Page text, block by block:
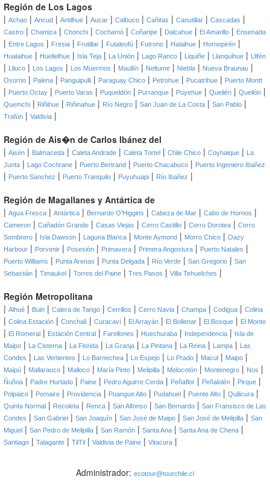
Región de Los Lagos
| Achao | Ancud | Antilhue | Aucar | Calbuco | Cañitas | Canutillar | Cascadas |
Castro | Chamiza | Chonchi | Cochamó | Coñaripe | Dalcahue | El Amarillo | Ensenada
| Entre Lagos | Fresia | Frutillar | Futaleufú | Futrono | Halaihue | Hornopirén |
Hualaihue | Huellelhue | Isla Teja | La Unión | Lago Ranco | Liquiñe | Llanquihue | Llifén
| Lliuco | Los Lagos | Los Muermos | Maullín | Neltume | Niebla | Nueva Braunau |
Osorno | Palena | Panguipulli | Paraguay Chico | Petrohue | Pucatrihue | Puerto Montt
| Puerto Octay | Puerto Varas | Puqueldón | Purranque | Puyehue | Queilén | Quellón |
Quemchi | Riñihue | Riñinahue | Río Negro | San Juan de La Costa | San Pablo |
Trafún | Valdivia |
Región de Ais�n de Carlos Ibánez del
| Aisén | Balmaceda | Caleta Andrade | Caleta Tortel | Chile Chico | Coyhaique |
La
Junta | Lago Cochrane | Puerto Bertrand | Puerto Chacabuco | Puerto Ingeniero Ibañez
| Puerto Sanchez | Puerto Tranquilo | Puyuhuapi | Río Ibañez |
Región de Magallanes y Antártica de
| Agua Fresca | Antártica | Bernardo O'Higgins | Cabeza de Mar | Cabo de Hornos |
Cameron | Cañadón Grande | Casas Viejas | Cerro Castillo | Cerro Dorotea | Cerro
Sombrero | Isla Dawson | Laguna Blanca | Monte Aymond | Morro Chico | Oazy
Harbour | Porvenir | Posesión | Primavera | Primera Angostura | Puerto Natales |
Puerto Williams | Punta Arenas | Punta Delgada | Río Verde | San Gregorio | San
Sebastián | Timaukel | Torres del Paine | Tres Pasos | Villa Tehuelches |
Región Metropolitana
| Alhué | Buin | Calera de Tango | Cerrillos | Cerro Navia | Champa | Codigua | Colina
| Colina Estación | Conchalí | Curacaví | El Arrayán | El Bollenar | El Bosque | El Monte
| El Romeral | Estación Central | Farellones | Huechuraba | Independencia |
Isla de
Maipo | La Cisterna | La Florida | La Granja | La Pintana | La Reina | Lampa |
Las
Condes | Las Vertientes | Lo Barnechea | Lo Espejo | Lo Prado | Macul | Maipo |
Maipú | Mallarauco | Malloco | María Pinto | Melipilla | Melocotón | Montenegro | Nos |
Ñuñoa | Padre Hurtado | Paine | Pedro Aguirre Cerda | Peñaflor | Peñalolén | Pirque |
Polpaico | Pomaire | Providencia | Puangue Alto | Pudahuel | Puente Alto | Quilicura |
Quinta Normal | Recoleta | Renca | San Alfonso | San Bernardo | San Fransisco de Las
Condes | San Gabriel | San Joaquín | San José de Maipo | San José de Melipilla | San
Miguel | San Pedro de Melipilla | San Ramón | Santa Ana | Santa Ana de Chena |
Santiago | Talagante | TilTil | Valdivia de Paine | Vitacura |
Administrador: ecotour@tourchile.cl